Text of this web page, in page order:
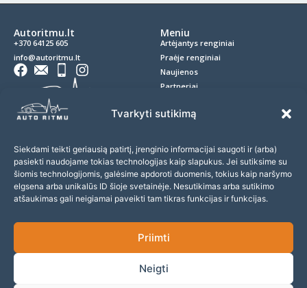
Tvarkyti sutikimą
Siekdami teikti geriausią patirtį, įrenginio informacijai saugoti ir (arba)
pasiekti naudojame tokias technologijas kaip slapukus. Jei sutiksime su
šiomis technologijomis, galėsime apdoroti duomenis, tokius kaip naršymo
elgsena arba unikalūs ID šioje svetainėje. Nesutikimas arba sutikimo
atšaukimas gali neigiamai paveikti tam tikras funkcijas ir funkcijas.
Priimti
Neigti
Autoritmu.lt
+370 64125 605
info@autoritmu.lt
Meniu
Artėjantys renginiai
Praėje renginiai
Naujienos
Partneriai
Privatumo politika
Prenumerata
Prenumeruokite naujienlaiškį ir nepraleiskite įdomių renginių!